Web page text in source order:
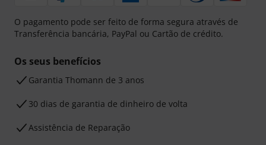
O pagamento pode ser feito de forma segura através de
Transferência bancária, PayPal ou Cartão de crédito.
Os seus benefícios
Garantia Thomann de 3 anos
30 dias de garantia de dinheiro de volta
Assistência de Reparação